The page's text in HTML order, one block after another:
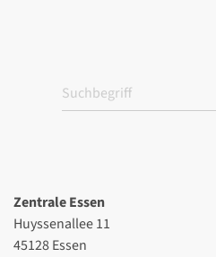
Zentrale Essen
Huyssenallee 11
45128 Essen